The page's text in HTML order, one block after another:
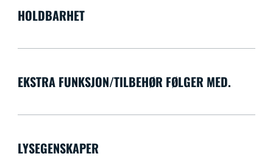
HOLDBARHET
EKSTRA FUNKSJON/TILBEHØR FØLGER MED.
LYSEGENSKAPER